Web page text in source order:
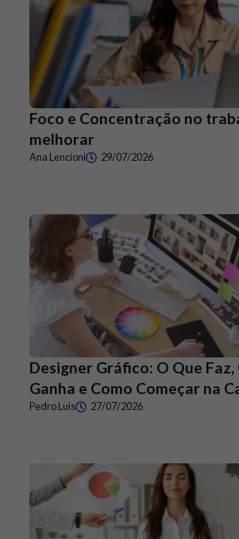
Foco e Concentração no
melhorar
Ana Lencioni 29/07/2026
Designer Gráfico: O Que
Ganha e Como Começar na
Pedro Luis 27/07/2026